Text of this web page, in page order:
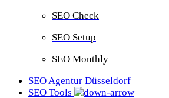
SEO Check
SEO Setup
SEO Monthly
SEO Agentur Düsseldorf
SEO Tools